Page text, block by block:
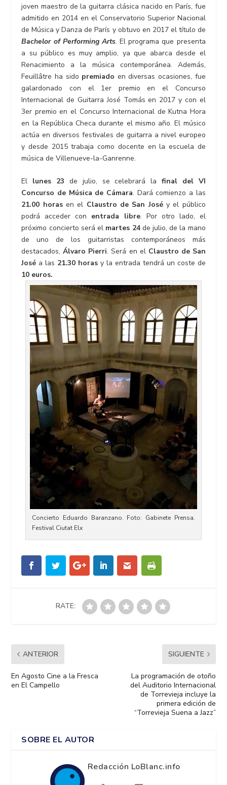
joven maestro de la guitarra clásica nacido en París, fue
admitido en 2014 en el Conservatorio Superior Nacional
de Música y Danza de París y obtuvo en 2017 el título de
Bachelor of Performing Arts.El programa que presenta
a su público es muy amplio, ya que abarca desde el
Renacimiento a la música contemporánea. Además,
Feuillâtre ha sido premiado en diversas ocasiones, fue
galardonado con el 1er premio en el Concurso
Internacional de Guitarra José Tomás en 2017 y con el
3er premio en el Concurso Internacional de Kutna Hora
en la República Checa durante el mismo año. El músico
actúa en diversos festivales de guitarra a nivel europeo
y desde 2015 trabaja como docente en la escuela de
música de Villenueve-la-Ganrenne.
El lunes 23 de julio, se celebrará la final del VI
Concurso de Música de Cámara. Dará comienzo a las
21.00 horasen el Claustro de San Joséy el público
podrá acceder con entrada libre. Por otro lado, el
próximo concierto será el martes 24de julio, de la mano
de uno de los guitarristas contemporáneos más
destacados,Álvaro Pierri. Será en el Claustro de San
José a las 21.30 horas y la entrada tendrá un coste de
10 euros.
Concierto Eduardo Baranzano. Foto: Gabinete Prensa.
Festival Ciutat Elx
RATE:
ANTERIOR
En Agosto Cine a la Fresca
en El Campello
SIGUIENTE
La programación de otoño
del Auditorio Internacional
de Torrevieja incluye la
primera edición de
“Torrevieja Suena a Jazz”
SOBRE EL AUTOR
Redacción LoBlanc.info